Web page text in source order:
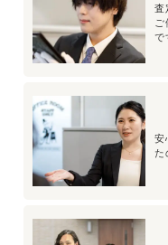
査
で
安
た